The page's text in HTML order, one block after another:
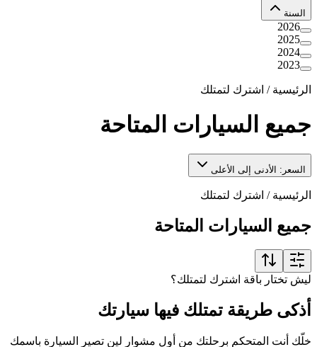
السنة
2026
2025
2024
2023
الرئيسية / اشترك لتمتلك
جميع السيارات المتاحة
السعر: الأدنى إلى الأعلى
الرئيسية / اشترك لتمتلك
جميع السيارات المتاحة
ليش تختار باقة اشترك لتمتلك؟
أذكى طريقة تمتلك فيها سيارتك
خلّك أنت المتحكم برحلتك من أول مشوار لين تصير السيارة باسمك